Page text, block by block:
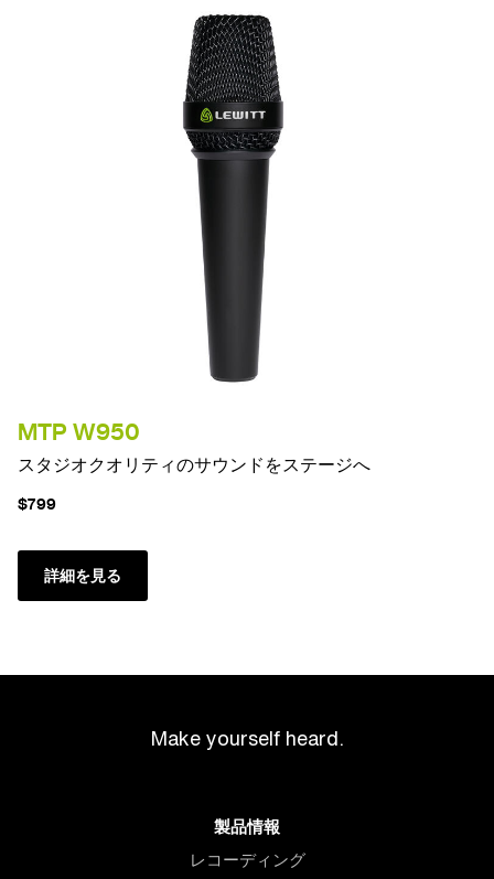
MTP W950
スタジオクオリティのサウンドをステージへ
$799
詳細を見る
Make yourself heard.
製品情報
レコーディング